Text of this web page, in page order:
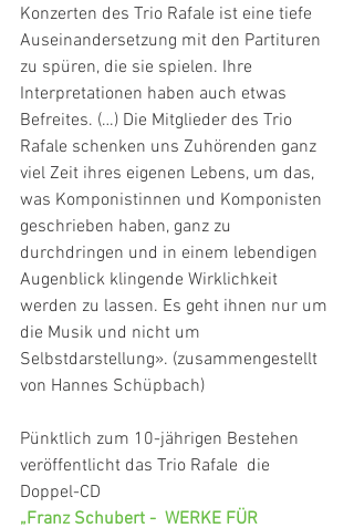
Konzerten des Trio Rafale ist eine tiefe
Auseinandersetzung mit den Partituren
zu spüren, die sie spielen. Ihre
Interpretationen haben auch etwas
Befreites. (…) Die Mitglieder des Trio
Rafale schenken uns Zuhörenden ganz
viel Zeit ihres eigenen Lebens, um das,
was Komponistinnen und Komponisten
geschrieben haben, ganz zu
durchdringen und in einem lebendigen
Augenblick klingende Wirklichkeit
werden zu lassen. Es geht ihnen nur um
die Musik und nicht um
Selbstdarstellung». (zusammengestellt
von Hannes Schüpbach)
Pünktlich zum 10-jährigen Bestehen
veröffentlicht das Trio Rafale  die
Doppel-CD
„Franz Schubert -  WERKE FÜR